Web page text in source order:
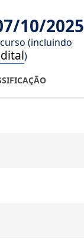
10/2025
(incluindo
)